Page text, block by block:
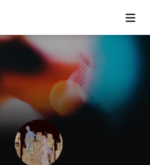
BIG UP!について
ニュース
料金プラン
サポート
ご利用の流れ